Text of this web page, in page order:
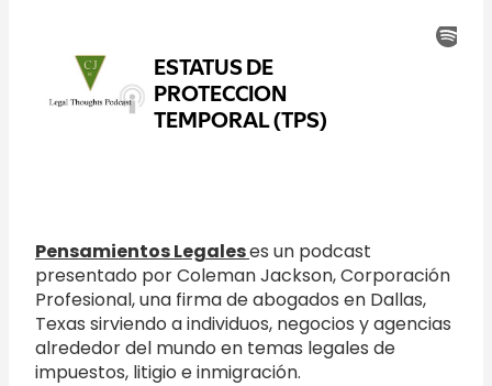
Pensamientos Legaleses un podcast
presentado por Coleman Jackson, Corporación
Profesional, una firma de abogados en Dallas,
Texas sirviendo a individuos, negocios y agencias
alrededor del mundo en temas legales de
impuestos, litigio e inmigración.